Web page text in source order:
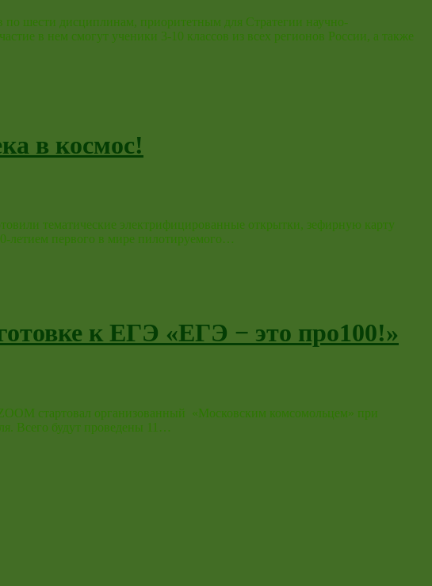
шести дисциплинам, приоритетным для Стратегии научно-
в нем смогут ученики 3-10 классов из всех регионов России, а также
в космос!
тематические электрифицированные открытки, зефирную карту
летием первого в мире пилотируемого…
к ЕГЭ «ЕГЭ − это про100!»
стартовал организованный «Московским комсомольцем» при
Всего будут проведены 11…